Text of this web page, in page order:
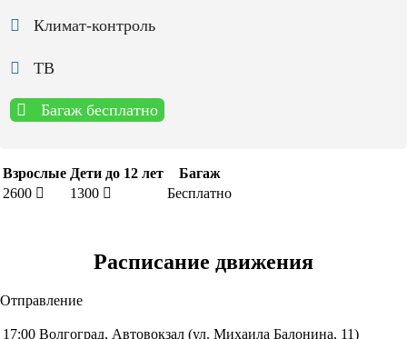
Климат-контроль
ТВ
Багаж бесплатно
Взрослые Дети до 12 лет
Багаж
2600
1300 Бесплатно
Расписание движения
Отправление
17:00 Волгоград, Автовокзал (ул. Михаила Балонина, 11)